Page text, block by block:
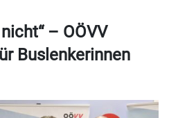
– OÖVV
Buslenkerinnen